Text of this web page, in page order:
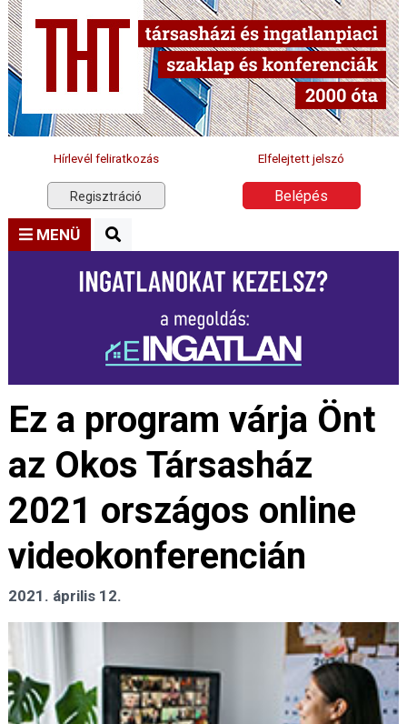
Hírlevél feliratkozás Elfelejtett jelszó
Regisztráció Belépés
MENÜ
Ez a program várja Önt
az Okos Társasház
2021 országos online
videokonferencián
2021. április 12.